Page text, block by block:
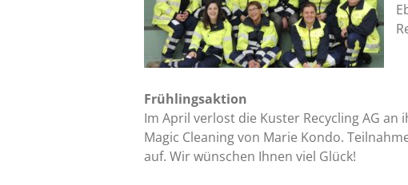
Frühlingsaktion
Im April verlost die Kuster Recycling AG
Magic Cleaning von Marie Kondo.
auf. Wir wünschen Ihnen viel Glück!